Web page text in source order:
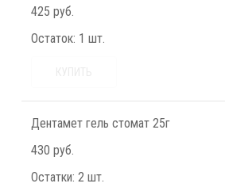
425 руб.
Остаток: 1 шт.
Дентамет гель стомат 25г
430 руб.
Остатки: 2 шт.